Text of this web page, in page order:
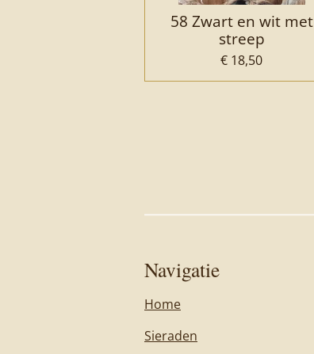
58 Zwart en wit met
streep
€ 18,50
Navigatie
Home
Sieraden